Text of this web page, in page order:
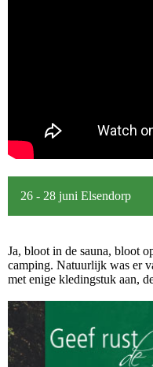
26 - 28 juni Elsendorp
Ja, bloot in de sauna, bloot
camping. Natuurlijk was er
met enige kledingstuk aan,